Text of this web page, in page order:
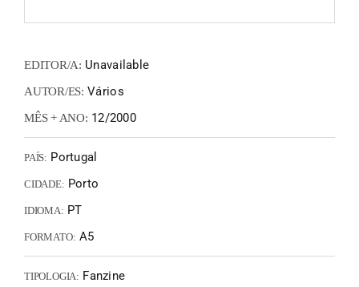
EDITOR/A: Unavailable
AUTOR/ES: Vários
MÊS + ANO: 12/2000
PAÍS: Portugal
CIDADE: Porto
IDIOMA: PT
FORMATO: A5
TIPOLOGIA: Fanzine